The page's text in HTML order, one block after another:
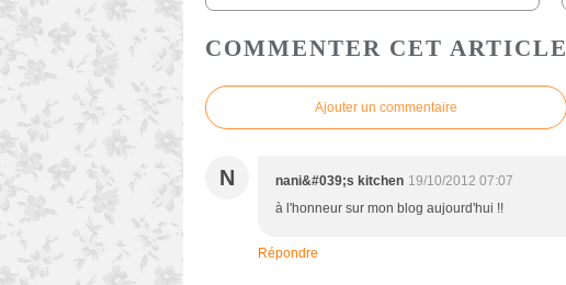
COMMENTER CET ARTICLE
Ajouter un commentaire
N nani&#039;s kitchen 19/10/2012 07:07
à l'honneur sur mon blog aujourd'hui !!
Répondre